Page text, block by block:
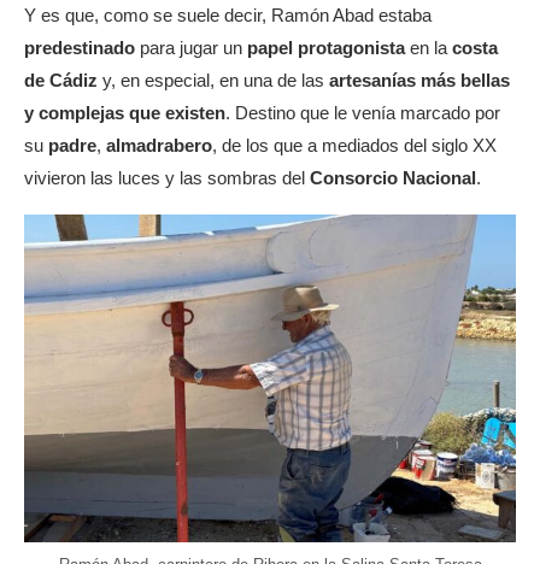
Y es que, como se suele decir, Ramón Abad estaba
predestinado para jugar un papel protagonistaen lacosta
de Cádiz y, en especial, en una de las artesanías más bellas
y complejas que existen. Destino que le venía marcado por
su padre, almadrabero, de los que a mediados del siglo XX
vivieron las luces y las sombras del Consorcio Nacional.